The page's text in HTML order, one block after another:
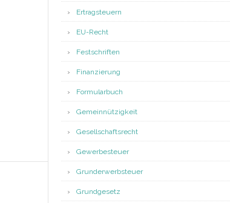
Ertragsteuern
EU-Recht
Festschriften
Finanzierung
Formularbuch
Gemeinnützigkeit
Gesellschaftsrecht
Gewerbesteuer
Grunderwerbsteuer
Grundgesetz